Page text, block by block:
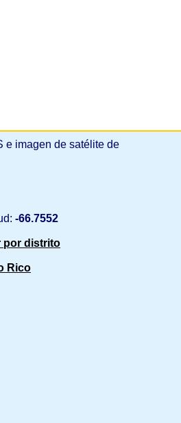
e imagen de satélite de
-66.7552
por distrito
Rico